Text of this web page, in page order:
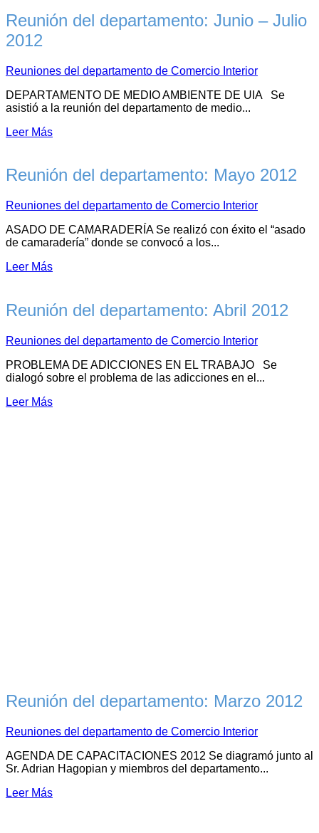
Reunión del departamento: Junio – Julio
2012
Reuniones del departamento de Comercio Interior
DEPARTAMENTO DE MEDIO AMBIENTE DE UIA Se
asistió a la reunión del departamento de medio...
Leer Más
Reunión del departamento: Mayo 2012
Reuniones del departamento de Comercio Interior
ASADO DE CAMARADERÍA Se realizó con éxito el “asado
de camaradería” donde se convocó a los...
Leer Más
Reunión del departamento: Abril 2012
Reuniones del departamento de Comercio Interior
PROBLEMA DE ADICCIONES EN EL TRABAJO Se
dialogó sobre el problema de las adicciones en el...
Leer Más
Reunión del departamento: Marzo 2012
Reuniones del departamento de Comercio Interior
AGENDA DE CAPACITACIONES 2012 Se diagramó junto al
Sr. Adrian Hagopian y miembros del departamento...
Leer Más